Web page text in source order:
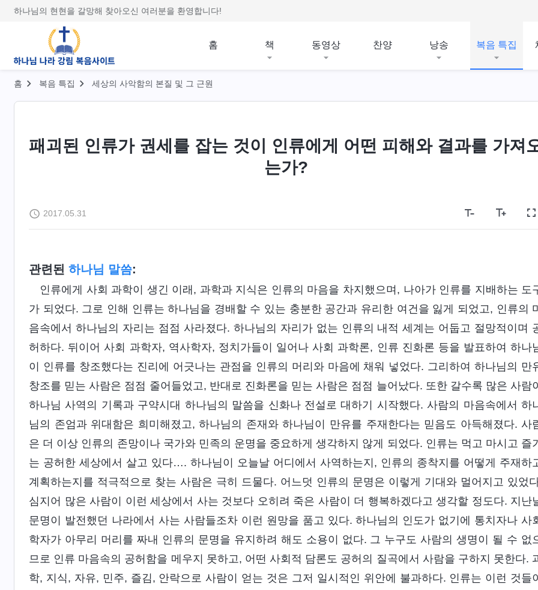
하나님의 현현을 갈망해 찾아오신 여러분을 환영합니다!
홈 책 동영상 찬양 낭송 복음 특집
홈 복음 특집 세상의 사악함의 본질 및 그 근원
패괴된 인류가 권세를 잡는 것이 인류에게 어떤 피해와 결과를 가져
는가?
2017.05.31
관련된 하나님 말씀:
인류에게 사회 과학이 생긴 이래, 과학과 지식은 인류의 마음을 차지했으며, 나아가 인류를 지배하는 도
가 되었다. 그로 인해 인류는 하나님을 경배할 수 있는 충분한 공간과 유리한 여건을 잃게 되었고, 인류의
음속에서 하나님의 자리는 점점 사라졌다. 하나님의 자리가 없는 인류의 내적 세계는 어둡고 절망적이며
허하다. 뒤이어 사회 과학자, 역사학자, 정치가들이 일어나 사회 과학론, 인류 진화론 등을 발표하여 하나
이 인류를 창조했다는 진리에 어긋나는 관점을 인류의 머리와 마음에 채워 넣었다. 그리하여 하나님의 만
창조를 믿는 사람은 점점 줄어들었고, 반대로 진화론을 믿는 사람은 점점 늘어났다. 또한 갈수록 많은 사람이
하나님 사역의 기록과 구약시대 하나님의 말씀을 신화나 전설로 대하기 시작했다. 사람의 마음속에서 하
님의 존엄과 위대함은 희미해졌고, 하나님의 존재와 하나님이 만유를 주재한다는 믿음도 아득해졌다. 사
은 더 이상 인류의 존망이나 국가와 민족의 운명을 중요하게 생각하지 않게 되었다. 인류는 먹고 마시고 즐기
는 공허한 세상에서 살고 있다…. 하나님이 오늘날 어디에서 사역하는지, 인류의 종착지를 어떻게 주재하
계획하는지를 적극적으로 찾는 사람은 극히 드물다. 어느덧 인류의 문명은 이렇게 기대와 멀어지고 있었
심지어 많은 사람이 이런 세상에서 사는 것보다 오히려 죽은 사람이 더 행복하겠다고 생각할 정도다. 지난
문명이 발전했던 나라에서 사는 사람들조차 이런 원망을 품고 있다. 하나님의 인도가 없기에 통치자나 사
학자가 아무리 머리를 짜내 인류의 문명을 유지하려 해도 소용이 없다. 그 누구도 사람의 생명이 될 수 없
므로 인류 마음속의 공허함을 메우지 못하고, 어떤 사회적 담론도 공허의 질곡에서 사람을 구하지 못한다.
학, 지식, 자유, 민주, 즐김, 안락으로 사람이 얻는 것은 그저 일시적인 위안에 불과하다. 인류는 이런 것들이